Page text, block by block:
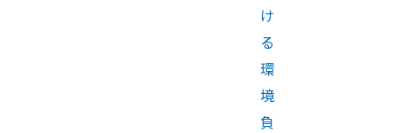
け
る
環
境
負